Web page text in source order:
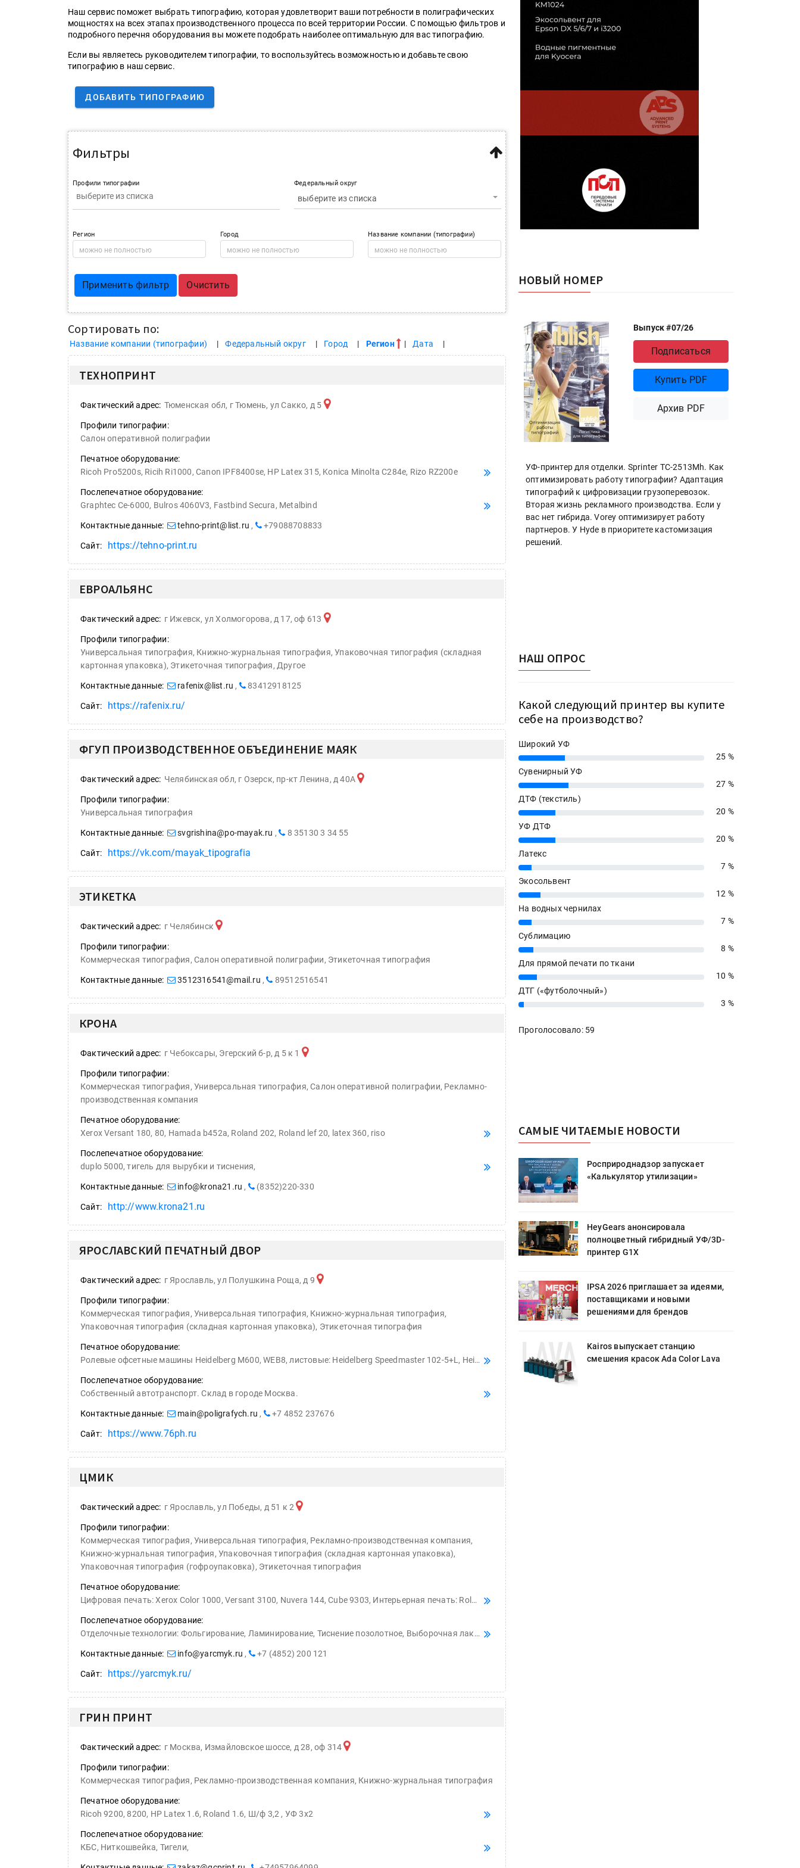
Наш сервис поможет выбрать типографию, которая удовлетворит ваши потребности в полиграфических
мощностях на всех этапах производственного процесса по всей территории России. С помощью фильтров и
подробного перечня оборудования вы можете подобрать наиболее оптимальную для вас типографию.
Если вы являетесь руководителем типографии, то воспользуйтесь возможностью и добавьте свою
типографию в наш сервис.
ДОБАВИТЬ ТИПОГРАФИЮ
Подпишитесь на новости в МАХ
Фильтры
Профили типографии Федеральный округ
выберите из списка
Регион Город Название компании (типографии)
Применить фильтр Очистить
Сортировать по:
Название компании (типографии) Федеральный округ Город Регион Дата
ТЕХНОПРИНТ
Фактический адрес: Тюменская обл, г Тюмень, ул Сакко, д 5
Профили типографии:
Салон оперативной полиграфии
Печатное оборудование:
Ricoh Pro5200s, Ricih Ri1000, Canon IPF8400se, HP Latex 315, Konica Minolta C284e, Rizo RZ200e
Послепечатное оборудование:
Graphtec Ce-6000, Bulros 4060V3, Fastbind Secura, Metalbind
Контактные данные: tehno-print@list.ru , +79088708833
Сайт: https://tehno-print.ru
ЕВРОАЛЬЯНС
Фактический адрес: г Ижевск, ул Холмогорова, д 17, оф 613
Профили типографии:
Универсальная типография, Книжно-журнальная типография, Упаковочная типография (складная
картонная упаковка), Этикеточная типография, Другое
Контактные данные: rafenix@list.ru , 83412918125
Сайт: https://rafenix.ru/
ФГУП ПРОИЗВОДСТВЕННОЕ ОБЪЕДИНЕНИЕ МАЯК
Фактический адрес: Челябинская обл, г Озерск, пр-кт Ленина, д 40А
Профили типографии:
Универсальная типография
Контактные данные: svgrishina@po-mayak.ru , 8 35130 3 34 55
Сайт: https://vk.com/mayak_tipografia
ЭТИКЕТКА
Фактический адрес: г Челябинск
Профили типографии:
Коммерческая типография, Салон оперативной полиграфии, Этикеточная типография
Контактные данные: 3512316541@mail.ru , 89512516541
КРОНА
Фактический адрес: г Чебоксары, Эгерский б-р, д 5 к 1
Профили типографии:
Коммерческая типография, Универсальная типография, Салон оперативной полиграфии, Рекламно-
производственная компания
Печатное оборудование:
Xerox Versant 180, 80, Hamada b452a, Roland 202, Roland lef 20, latex 360, riso
Послепечатное оборудование:
duplo 5000, тигель для вырубки и тиснения,
Контактные данные: info@krona21.ru , (8352)220-330
Сайт: http://www.krona21.ru
ЯРОСЛАВСКИЙ ПЕЧАТНЫЙ ДВОР
Фактический адрес: г Ярославль, ул Полушкина Роща, д 9
Профили типографии:
Коммерческая типография, Универсальная типография, Книжно-журнальная типография,
Упаковочная типография (складная картонная упаковка), Этикеточная типография
Печатное оборудование:
Ролевые офсетные машины Heidelberg M600, WEB8, листовые: Heidelberg Speedmaster 102-5+L, Heidelberg Speedmaster 102-5, Heidelberg Speedmaster 74-4; 74-2. УФ лак трафаретный Sakurai 72. 3 ВШРА Muller Martini. 9 фальцевальных машин MBO, STAHL. Автоматический комплекс навивки на пружину. Ламинатор, вырубка, тиснение фольгой до 72*105 см.
Послепечатное оборудование:
Собственный автотранспорт. Склад в городе Москва.
Контактные данные: main@poligrafych.ru , +7 4852 237676
Сайт: https://www.76ph.ru
ЦМИК
Фактический адрес: г Ярославль, ул Победы, д 51 к 2
Профили типографии:
Коммерческая типография, Универсальная типография, Рекламно-производственная компания,
Книжно-журнальная типография, Упаковочная типография (складная картонная упаковка),
Упаковочная типография (гофроупаковка), Этикеточная типография
Печатное оборудование:
Цифровая печать: Xerox Color 1000, Versant 3100, Nuvera 144, Cube 9303, Интерьерная печать: Roland RF 640, Сувенирная печать Roland Lef 200, Текстильная печать Epson, Сублимационная печать Epson, Твердотельный оптоволоконный маркер, плоттерная рулонная надсечка и планшетная резка Graphtec, Шелкотрафаретная печать в 4 краски, тампопечать Winon 123 - 2 цвета
Послепечатное оборудование:
Отделочные технологии: Фольгирование, Ламинирование, Тиснение позолотное, Выборочная лакировка, Тигельная вырубка, Все послепечать и переплет: на скобу, на пружину, КБС, ШКС, 7Бц, Кашировка, металбинд Большинство оборудования сдублированно! Доставка по городу и до т.к. бесплатно, до Москвы 2 раза в неделю
Контактные данные: info@yarcmyk.ru , +7 (4852) 200 121
Сайт: https://yarcmyk.ru/
ГРИН ПРИНТ
Фактический адрес: г Москва, Измайловское шоссе, д 28, оф 314
Профили типографии:
Коммерческая типография, Рекламно-производственная компания, Книжно-журнальная типография
Печатное оборудование:
Ricoh 9200, 8200, HP Latex 1.6, Roland 1.6, Ш/ф 3,2 , УФ 3х2
Послепечатное оборудование:
КБС, Ниткошвейка, Тигели,
НОВЫЙ НОМЕР
Выпуск #07/26
Подписаться
Купить PDF
Архив PDF
УФ-принтер для отделки. Sprinter ТС-2513Mh. Как
оптимизировать работу типографии? Адаптация
типографий к цифровизации грузоперевозок.
Вторая жизнь рекламного производства. Если у
вас нет гибрида. Vorey оптимизирует работу
партнеров. У Hyde в приоритете кастомизация
решений.
НАШ ОПРОС
Какой следующий принтер вы купите
себе на производство?
Широкий УФ
25%
25 %
Сувенирный УФ
27%
27 %
ДТФ (текстиль)
20%
20 %
УФ ДТФ
20%
20 %
Латекс
7%
7 %
Экосольвент
12%
12 %
На водных чернилах
7%
7 %
Сублимацию
8%
8 %
Для прямой печати по ткани
10%
10 %
ДТГ («футболочный»)
3% 3 %
Проголосовало: 59
САМЫЕ ЧИТАЕМЫЕ НОВОСТИ
Росприроднадзор запускает
HeyGears анонсировала
принтер G1X
IPSA 2026 приглашает за идеями,
поставщиками и новыми
решениями для брендов
Kairos выпускает станцию
смешения красок Ada Color Lava
Росприроднадзор запускает
HeyGears анонсировала
полноцветный гибридный УФ/3D-
IPSA 2026 приглашает за идеями,
решениями для брендов
смешения красок Ada Color Lava
Росприроднадзор запускает
«Калькулятор утилизации»
HeyGears анонсировала
полноцветный гибридный УФ/3D-
принтер G1X
IPSA 2026 приглашает за идеями,
поставщиками и новыми
решениями для брендов
Kairos выпускает станцию
смешения красок Ada Color Lava